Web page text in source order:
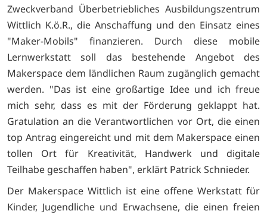
Zweckverband Überbetriebliches Ausbildungszentrum
Wittlich K.ö.R., die Anschaffung und den Einsatz eines
"Maker-Mobils" finanzieren. Durch diese mobile
Lernwerkstatt soll das bestehende Angebot des
Makerspace dem ländlichen Raum zugänglich gemacht
werden. "Das ist eine großartige Idee und ich freue
mich sehr, dass es mit der Förderung geklappt hat.
Gratulation an die Verantwortlichen vor Ort, die einen
top Antrag eingereicht und mit dem Makerspace einen
tollen Ort für Kreativität, Handwerk und digitale
Teilhabe geschaffen haben", erklärt Patrick Schnieder.
Der Makerspace Wittlich ist eine offene Werkstatt für
Kinder, Jugendliche und Erwachsene, die einen freien